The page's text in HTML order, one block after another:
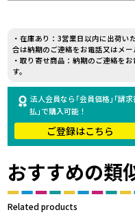
・在庫あり：3営業日以内に出荷
合は納期のご連絡をお電話又はメー
・取り寄せ商品：納期のご連絡を
す。
法人会員なら｢会員価格｣｢請求
払｣で購入可能！
ご登録はこちら
おすすめの類
Related products